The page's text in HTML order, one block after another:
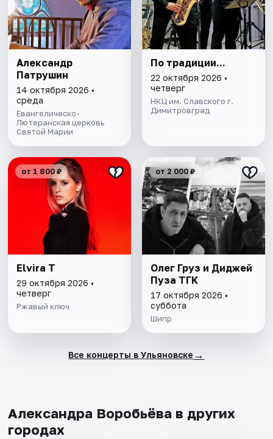
Александр
Патрушин
14 октября 2026 •
среда
Евангелическо-
Лютеранская церковь
Святой Марии
По традиции...
22 октября 2026 •
четверг
НКЦ им. Славского г.
Димитровград
от 1 800 ₽
Elvira T
29 октября 2026 •
четверг
Ржавый ключ
от 2 000 ₽
Олег Груз и Диджей
Пуза ТГК
17 октября 2026 •
суббота
Шипр
Все концерты в Ульяновске →
Александра Воробьёва в других
городах